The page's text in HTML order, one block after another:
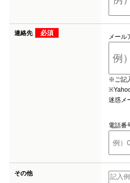
連絡先 必須 メール
※ご記
迷惑メ
電話番
その他